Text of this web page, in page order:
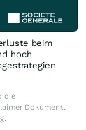
beim
hoch
die
Dokument.